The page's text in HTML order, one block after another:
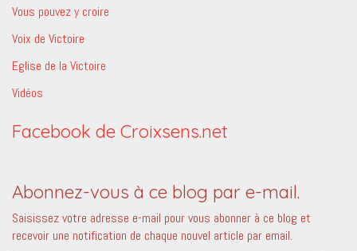
Vous pouvez y croire
Voix de Victoire
Eglise de la Victoire
Vidéos
Facebook de Croixsens.net
Abonnez-vous à ce blog par e-mail.
Saisissez votre adresse e-mail pour vous abonner à ce blog et
recevoir une notification de chaque nouvel article par email.